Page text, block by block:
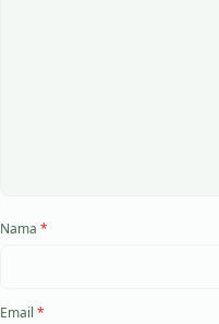
Nama *
Email *